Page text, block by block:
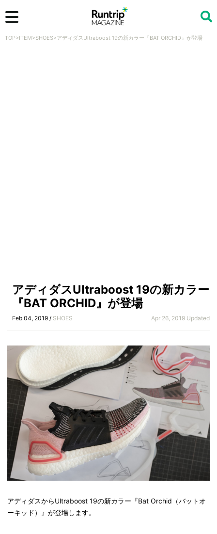
検索
TOP>ITEM>SHOES>アディダスUltraboost 19の新カラー『BAT ORCHID』が登場
アディダスUltraboost 19の新カラー
『BAT ORCHID』が登場
Feb 04, 2019 / SHOES Apr 26, 2019 Updated
アディダスからUltraboost 19の新カラー『Bat Orchid（バットオ
ーキッド）』が登場します。